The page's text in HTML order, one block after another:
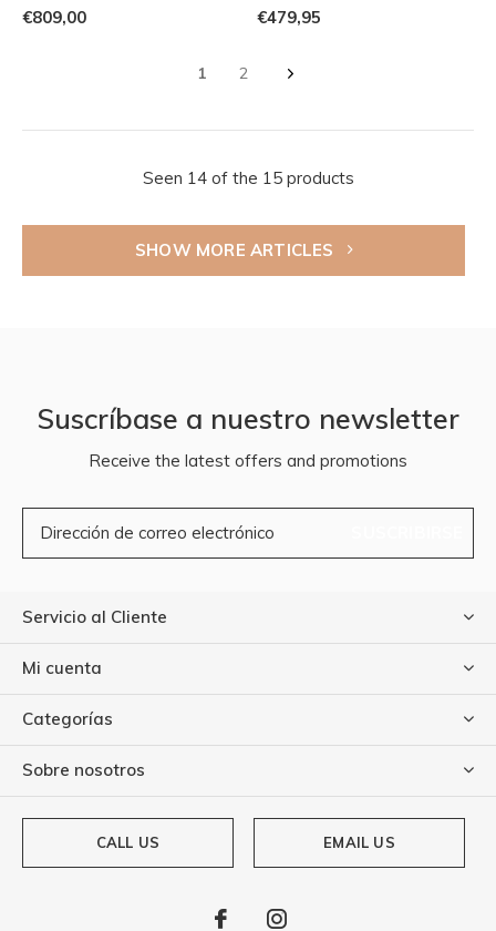
€809,00
€479,95
1 2
Seen 14 of the 15 products
SHOW MORE ARTICLES
Suscríbase a nuestro newsletter
Receive the latest offers and promotions
Servicio al Cliente
Mi cuenta
Categorías
Sobre nosotros
CALL US EMAIL US